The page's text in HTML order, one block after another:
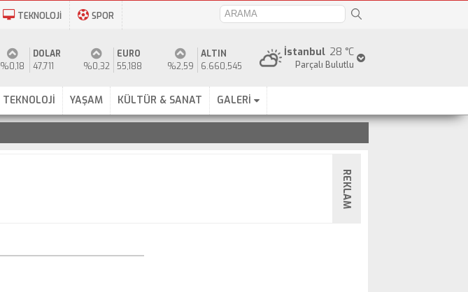
TEKNOLOJİ SPOR
28 °C
İstanbul
Parçalı Bulutlu
%0,18
DOLAR
47,711
%0,32
EURO
55,188
%2,59
ALTIN
6.660,545
TEKNOLOJİ YAŞAM KÜLTÜR & SANAT GALERİ
REKLAM